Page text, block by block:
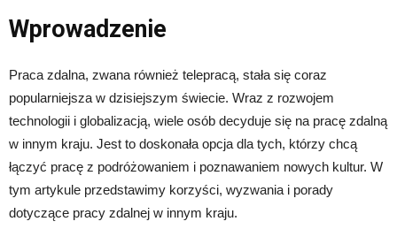
Wprowadzenie
Praca zdalna, zwana również telepracą, stała się coraz
popularniejsza w dzisiejszym świecie. Wraz z rozwojem
technologii i globalizacją, wiele osób decyduje się na pracę zdalną
w innym kraju. Jest to doskonała opcja dla tych, którzy chcą
łączyć pracę z podróżowaniem i poznawaniem nowych kultur. W
tym artykule przedstawimy korzyści, wyzwania i porady
dotyczące pracy zdalnej w innym kraju.